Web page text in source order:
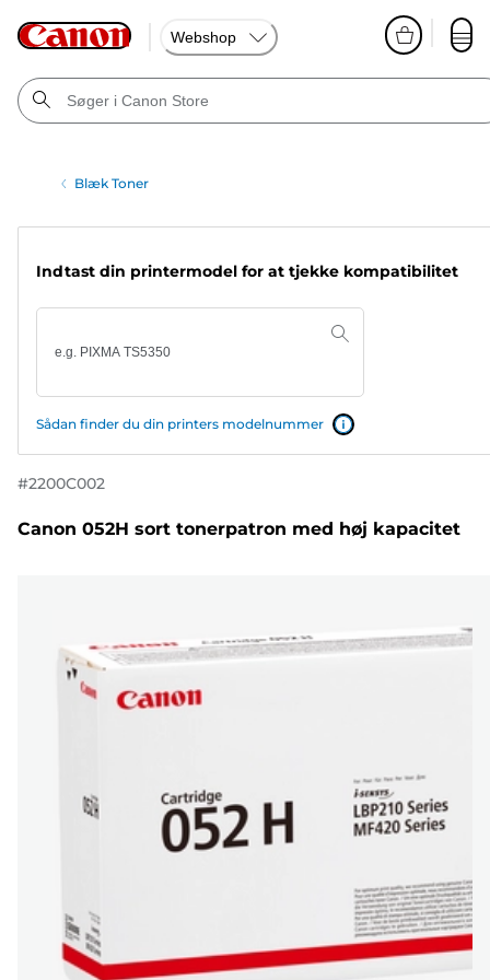
Webshop
Blæk Toner
Indtast din printermodel for at tjekke kompatibilitet
Sådan finder du din printers modelnummer
#2200C002
Canon 052H sort tonerpatron med høj kapacitet